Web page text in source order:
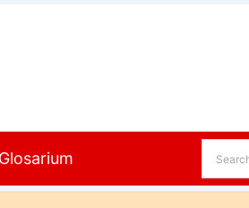
Glosarium